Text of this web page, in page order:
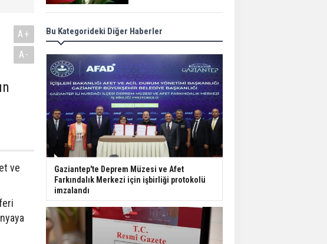
A+
A-
ve
Meral Akşener ile
Müsavat Dervişoğlu
cenazede görüntülendi
29 Mayıs okullar tatil mi?
Bilim kurgu
gerçekleşiyor...
Dondurulmuş insanları
hayata döndürecek keşif
Ünlü türkücü Mahmut
Tuncer estetik
operasyon geçirdi: Son
hali gündem oldu
Bu Kategorideki Diğer Haberler
Gaziantep'te Deprem Müzesi ve Afet
Farkındalık Merkezi için işbirliği protokolü
imzalandı